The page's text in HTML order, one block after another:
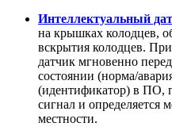
Интеллектуальный
на крышках колодцев,
вскрытия колодцев.
датчик мгновенно
состоянии (норма/
(идентификатор) в ПО,
сигнал и определяется
местности.